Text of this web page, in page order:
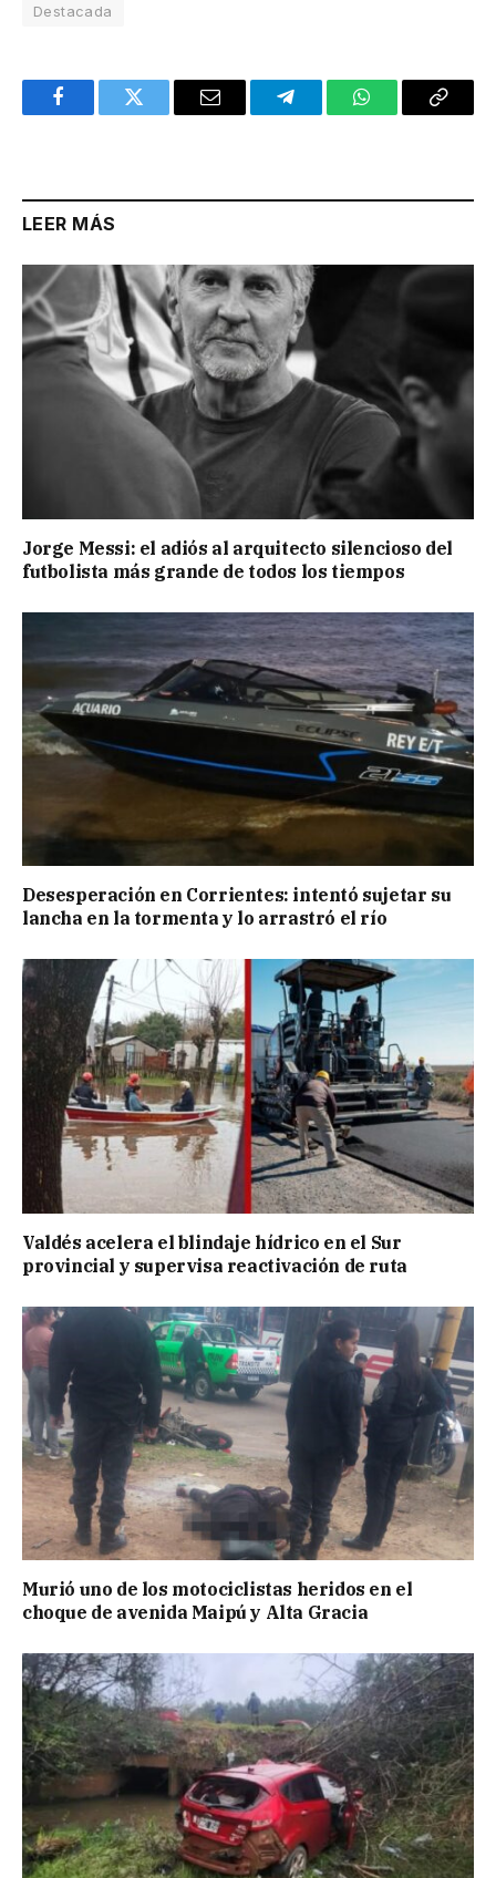
Destacada
FacebookTwitter Email TelegramWhatsAppCopy
LEER MÁS
Jorge Messi: el adiós al arquitecto silencioso del
futbolista más grande de todos los tiempos
Desesperación en Corrientes: intentó sujetar su
lancha en la tormenta y lo arrastró el río
Valdés acelera el blindaje hídrico en el Sur
provincial y supervisa reactivación de ruta
Murió uno de los motociclistas heridos en el
choque de avenida Maipú y Alta Gracia